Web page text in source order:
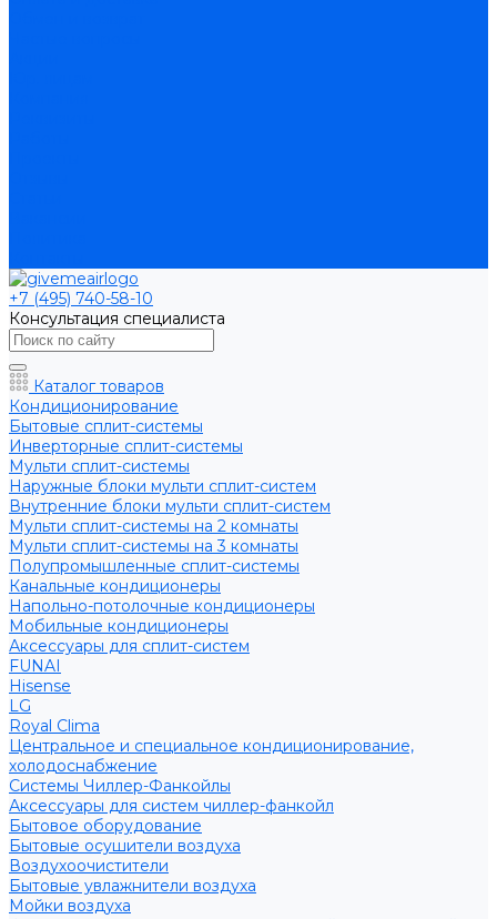
+7 (495) 740-58-10
Консультация специалиста
Каталог товаров
Кондиционирование
Бытовые сплит-системы
Инверторные сплит-системы
Мульти сплит-системы
Наружные блоки мульти сплит-систем
Внутренние блоки мульти сплит-систем
Мульти сплит-системы на 2 комнаты
Мульти сплит-системы на 3 комнаты
Полупромышленные сплит-системы
Канальные кондиционеры
Напольно-потолочные кондиционеры
Мобильные кондиционеры
Аксессуары для сплит-систем
FUNAI
Hisense
LG
Royal Clima
Центральное и специальное кондиционирование,
холодоснабжение
Системы Чиллер-Фанкойлы
Аксессуары для систем чиллер-фанкойл
Бытовое оборудование
Бытовые осушители воздуха
Воздухоочистители
Бытовые увлажнители воздуха
Мойки воздуха